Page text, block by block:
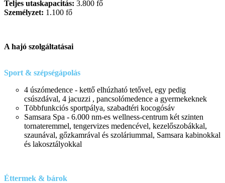
Teljes utaskapacitás: 3.800 fő
Személyzet: 1.100 fő
A hajó szolgáltatásai
Sport & szépségápolás
4 úszómedence - kettő elhúzható tetővel, egy pedig
csúszdával, 4 jacuzzi , pancsolómedence a gyermekeknek
Többfunkciós sportpálya, szabadtéri kocogósáv
Samsara Spa - 6.000 nm-es wellness-centrum két szinten
tornateremmel, tengervizes medencével, kezelőszobákkal,
szaunával, gőzkamrával és szoláriummal, Samsara kabinokkal
és lakosztályokkal
Éttermek & bárok